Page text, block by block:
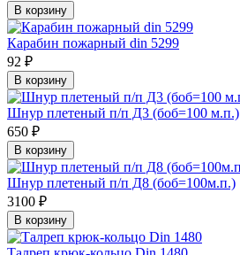
В корзину
Карабин пожарный din 5299
92 ₽
В корзину
Шнур плетеный п/п Д3 (боб=100 м.п.)
650 ₽
В корзину
Шнур плетеный п/п Д8 (боб=100м.п.)
3100 ₽
В корзину